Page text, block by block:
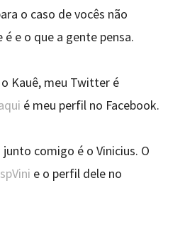
o caso de vocês não
e o que a gente pensa.
Kauê, meu Twitter é
é meu perfil no Facebook.
comigo é o Vinicius. O
e o perfil dele no